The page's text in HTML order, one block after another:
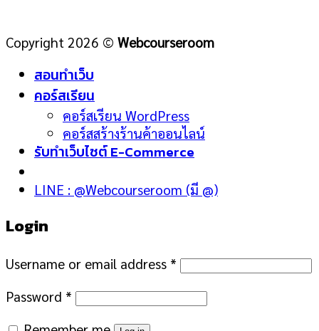
Copyright 2026 © Webcourseroom
สอนทำเว็บ
คอร์สเรียน
คอร์สเรียน WordPress
คอร์สสร้างร้านค้าออนไลน์
รับทำเว็บไซต์ E-Commerce
LINE : @Webcourseroom (มี @)
Login
Username or email address *
Password *